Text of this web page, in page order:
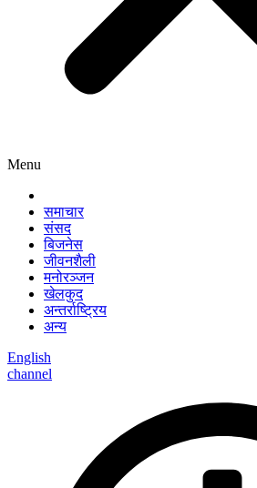
Menu
समाचार
संसद
बिजनेस
जीवनशैली
मनोरञ्जन
खेलकुद
अन्तर्राष्ट्रिय
अन्य
English
channel